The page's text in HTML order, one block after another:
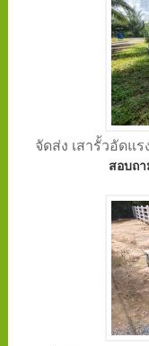
จัดส่ง เสารั้วอัดแ
สอบถ